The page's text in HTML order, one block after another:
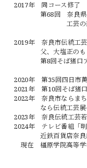
2017年 同コース修了
第68回 奈良県美
工芸の部 奈良
2019年 奈良市伝統工芸
父、大塩正のもと
第8回そば猪口アー
2020年 第35回四日市
2021年 第10回そば猪
2022年 奈良市ならまち
なら伝統工芸展~赤
2023年 奈良伝統工芸若
2024年 テレビ番組「明
近鉄百貨店奈良店
現在 橿原学院高等学